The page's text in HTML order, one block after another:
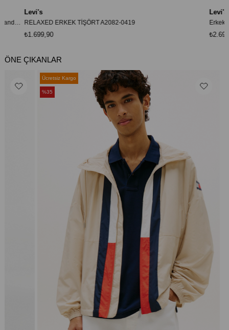
Erkek Siyah Bisiklet Yaka Orıgınal Housemark Sweatshirt Standart fıt 00AUV-0000
Levi's
RELAXED ERKEK TİŞÖRT A2082-0419
₺1.699,90
Levi's
Erkek
ÖNE ÇIKANLAR
Ücretsiz Kargo